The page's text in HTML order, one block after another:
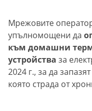
Мрежовите
упълномощени да
към домашни
устройства за
2024 г., за да
която страда от